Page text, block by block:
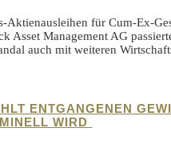
Aktienausleihen für Cum-Ex-
Asset Management AG
auch mit weiteren
ENTGANGENEN
WIRD